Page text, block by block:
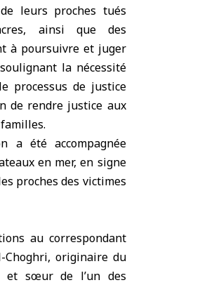
leurs proches tués
ainsi que des
à poursuivre et juger
la nécessité
processus de justice
de rendre justice aux
a été accompagnée
en mer, en signe
proches des victimes
au correspondant
Choghri, originaire du
et sœur de l’un des